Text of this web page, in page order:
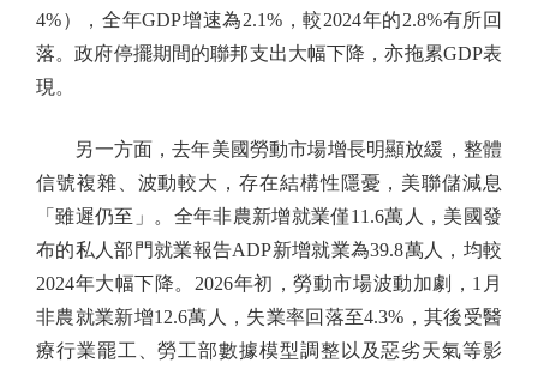
4%），全年GDP增速為2.1%，較2024年的2.8%有所回
落。政府停擺期間的聯邦支出大幅下降，亦拖累GDP表
現。
另一方面，去年美國勞動市場增長明顯放緩，整體
信號複雜、波動較大，存在結構性隱憂，美聯儲減息
「雖遲仍至」。全年非農新增就業僅11.6萬人，美國發
布的私人部門就業報告ADP新增就業為39.8萬人，均較
2024年大幅下降。2026年初，勞動市場波動加劇，1月
非農就業新增12.6萬人，失業率回落至4.3%，其後受醫
療行業罷工、勞工部數據模型調整以及惡劣天氣等影